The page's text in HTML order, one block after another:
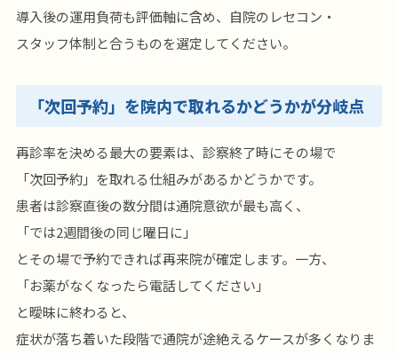
導入後の運用負荷も評価軸に含め、自院のレセコン・
スタッフ体制と合うものを選定してください。
「次回予約」を院内で取れるかどうかが分岐点
再診率を決める最大の要素は、診察終了時にその場で
「次回予約」を取れる仕組みがあるかどうかです。
患者は診察直後の数分間は通院意欲が最も高く、
「では2週間後の同じ曜日に」
とその場で予約できれば再来院が確定します。一方、
「お薬がなくなったら電話してください」
と曖昧に終わると、
症状が落ち着いた段階で通院が途絶えるケースが多くなりま